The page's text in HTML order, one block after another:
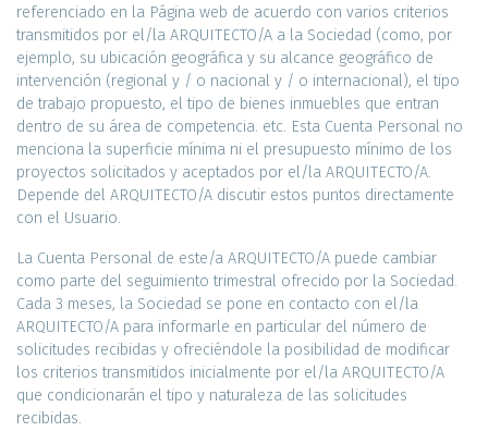
referenciado en la Página web de acuerdo con varios criterios
transmitidos por el/la ARQUITECTO/A a la Sociedad (como, por
ejemplo, su ubicación geográfica y su alcance geográfico de
intervención (regional y / o nacional y / o internacional), el tipo
de trabajo propuesto, el tipo de bienes inmuebles que entran
dentro de su área de competencia. etc. Esta Cuenta Personal no
menciona la superficie mínima ni el presupuesto mínimo de los
proyectos solicitados y aceptados por el/la ARQUITECTO/A.
Depende del ARQUITECTO/A discutir estos puntos directamente
con el Usuario.
La Cuenta Personal de este/a ARQUITECTO/A puede cambiar
como parte del seguimiento trimestral ofrecido por la Sociedad.
Cada 3 meses, la Sociedad se pone en contacto con el/la
ARQUITECTO/A para informarle en particular del número de
solicitudes recibidas y ofreciéndole la posibilidad de modificar
los criterios transmitidos inicialmente por el/la ARQUITECTO/A
que condicionarán el tipo y naturaleza de las solicitudes
recibidas.